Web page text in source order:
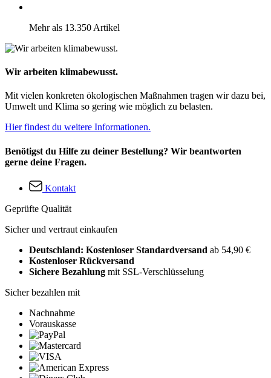
Mehr als 13.350 Artikel
Wir arbeiten klimabewusst.
Mit vielen konkreten ökologischen Maßnahmen tragen wir dazu bei,
Umwelt und Klima so gering wie möglich zu belasten.
Hier findest du weitere Informationen.
Benötigst du Hilfe zu deiner Bestellung? Wir beantworten
gerne deine Fragen.
Kontakt
Geprüfte Qualität
Sicher und vertraut einkaufen
Deutschland: Kostenloser Standardversand ab 54,90 €
Kostenloser Rückversand
Sichere Bezahlung mit SSL-Verschlüsselung
Sicher bezahlen mit
Nachnahme
Vorauskasse